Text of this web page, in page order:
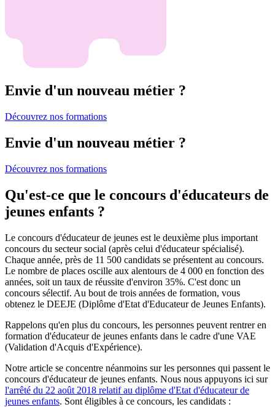
Envie d'un nouveau métier ?
Découvrez nos formations
Envie d'un nouveau métier ?
Découvrez nos formations
Qu'est-ce que le concours d'éducateurs de
jeunes enfants ?
Le concours d'éducateur de jeunes est le deuxième plus important
concours du secteur social (après celui d'éducateur spécialisé).
Chaque année, près de 11 500 candidats se présentent au concours.
Le nombre de places oscille aux alentours de 4 000 en fonction des
années, soit un taux de réussite d'environ 35%. C'est donc un
concours sélectif. Au bout de trois années de formation, vous
obtenez le DEEJE (Diplôme d'Etat d'Educateur de Jeunes Enfants).
Rappelons qu'en plus du concours, les personnes peuvent rentrer en
formation d'éducateur de jeunes enfants dans le cadre d'une VAE
(Validation d'Acquis d'Expérience).
Notre article se concentre néanmoins sur les personnes qui passent le
concours d'éducateur de jeunes enfants. Nous nous appuyons ici sur
l'arrêté du 22 août 2018 relatif au diplôme d'Etat d'éducateur de
jeunes enfants. Sont éligibles à ce concours, les candidats :